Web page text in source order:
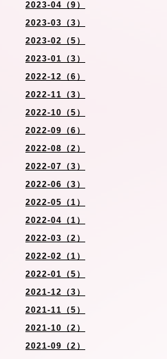
2023-04（9）
2023-03（3）
2023-02（5）
2023-01（3）
2022-12（6）
2022-11（3）
2022-10（5）
2022-09（6）
2022-08（2）
2022-07（3）
2022-06（3）
2022-05（1）
2022-04（1）
2022-03（2）
2022-02（1）
2022-01（5）
2021-12（3）
2021-11（5）
2021-10（2）
2021-09（2）